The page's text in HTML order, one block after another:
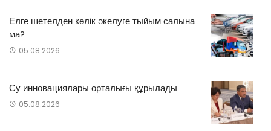
Елге шетелден көлік әкелуге тыйым салына
ма?
05.08.2026
Су инновациялары орталығы құрылады
05.08.2026